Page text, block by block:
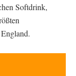
Softdrink,